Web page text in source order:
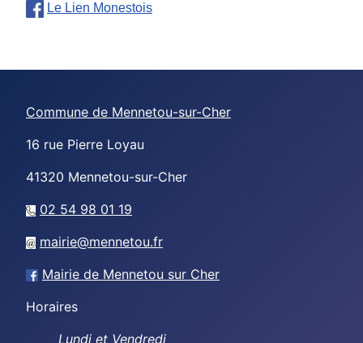
Le Lien Monestois
Commune de Mennetou-sur-Cher
16 rue Pierre Loyau
41320 Mennetou-sur-Cher
02 54 98 01 19
mairie@mennetou.fr
Mairie de Mennetou sur Cher
Horaires
Lundi et Vendredi